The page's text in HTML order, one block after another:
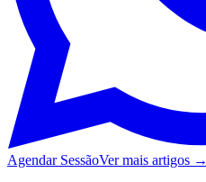
Agendar SessãoVer mais artigos →